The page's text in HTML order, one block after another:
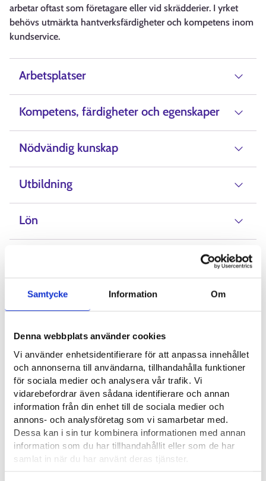
Samtycke Information Om
Denna webbplats använder cookies
Vi använder enhetsidentifierare för att anpassa innehållet
och annonserna till användarna, tillhandahålla funktioner
för sociala medier och analysera vår trafik. Vi
vidarebefordrar även sådana identifierare och annan
information från din enhet till de sociala medier och
annons- och analysföretag som vi samarbetar med.
Dessa kan i sin tur kombinera informationen med annan
information som du har tillhandahållit eller som de har
samlat in när du har använt deras tjänster.
arbetar oftast som företagare eller vid skrädderier. I yrket
behövs utmärkta hantverksfärdigheter och kompetens inom
kundservice.
Arbetsplatser
Kompetens, färdigheter och egenskaper
Nödvändig kunskap
Utbildning
Lön
Nyttiga länkar
Vaatturiliitto⁠
Yrkesområde
Hantverksbranschen